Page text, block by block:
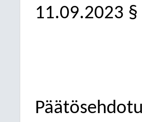
11.09.2023 §